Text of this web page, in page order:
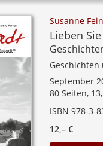
Susanne
Lieben
September
80 Seiten,
ISBN 978-3-
12,– €